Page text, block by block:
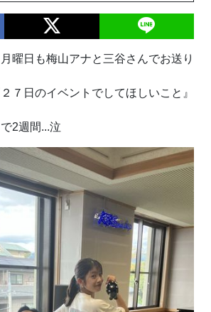
曜日も梅山アナと三谷さんでお送り
７日のイベントでしてほしいこと』
2週間...泣